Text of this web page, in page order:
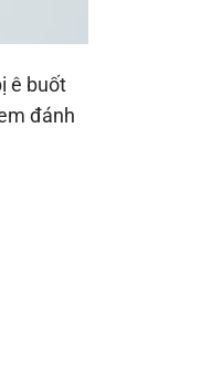
ê buốt
đánh